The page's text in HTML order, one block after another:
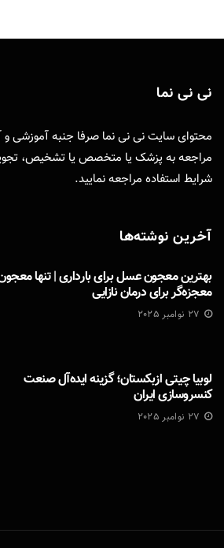
نی نی نما
محتوای سایت نی نی نما صرفا جنبه آموزشی و
مراجعه به پزشک یا متخصص یا تشخیص،
شرایط استفاده مراجعه نمایید.
آخرین نوشته‌ها
بهترین معجون عسل برای بارداری | تنها
معجزه‌گر برای درمان نازایی
27 نوامبر 2025
لوبیا چیتی ازبکستان؛ گزینه ایده‌آل صنعت
کنسروسازی ایران
27 نوامبر 2025